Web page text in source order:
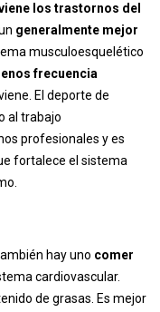
los trastornos del
generalmente mejor
musculoesquelético
frecuencia
El deporte de
al trabajo
profesionales y es
fortalece el sistema
hay uno comer
cardiovascular.
de grasas. Es mejor